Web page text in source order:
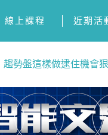
線上課程 近期活
趨勢盤這樣做逮住機會